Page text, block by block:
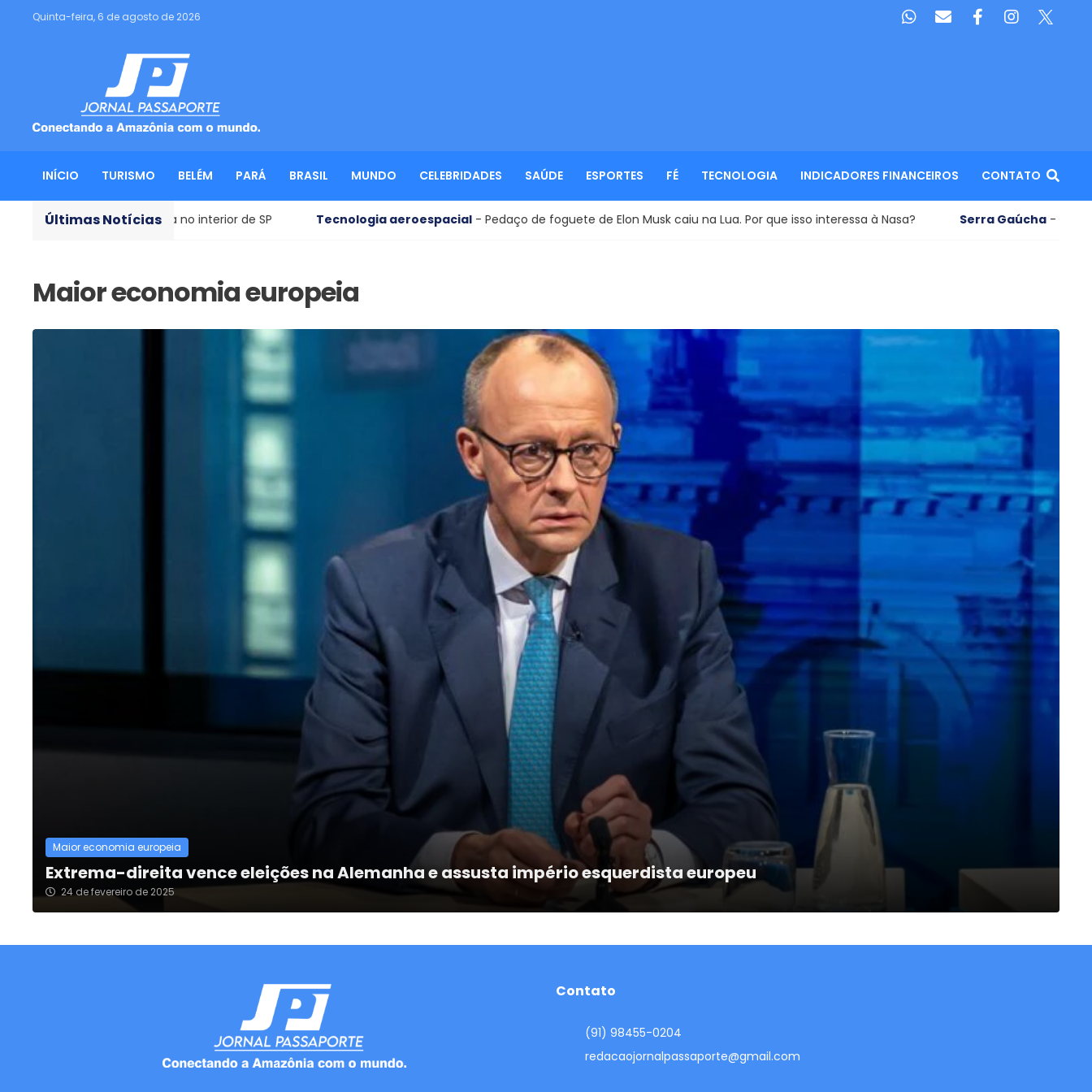
Quinta-feira, 6 de agosto de 2026
INÍCIO TURISMO BELÉM PARÁ BRASIL MUNDO CELEBRIDADES SAÚDE ESPORTES FÉ TECNOLOGIA INDICADORES FINANCEIROS CONTATO
Últimas Notícias
à polícia no interior de SP Tecnologia aeroespacial- Pedaço de foguete de Elon Musk caiu na Lua. Por que isso interessa à Nasa? Serra Gaúcha- “Janela Jolimont”
Maior economia europeia
Extrema-direita vence eleições na Alemanha e assusta império esquerdista europeu
24 de fevereiro de 2025
Contato
(91) 98455-0204
redacaojornalpassaporte@gmail.com